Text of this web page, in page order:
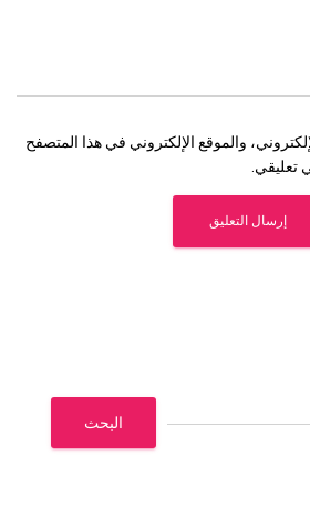
والموقع الإلكتروني في هذا المتصفح
تعليقي.
البحث